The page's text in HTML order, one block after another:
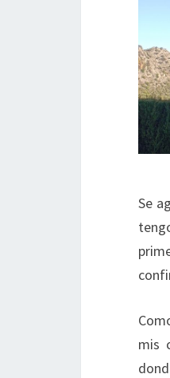
Se
mis